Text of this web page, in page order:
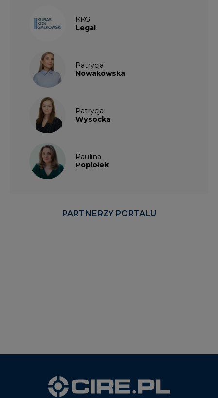
KKG
Legal
Patrycja
Nowakowska
Patrycja
Wysocka
Paulina
Popiołek
PARTNERZY PORTALU